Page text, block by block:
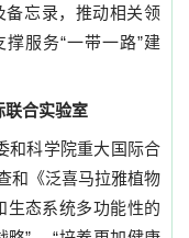
备忘录，推动相关领
撑服务“一带一路”建
联合实验室
和科学院重大国际合
和《泛喜马拉雅植物
生态系统多功能性的